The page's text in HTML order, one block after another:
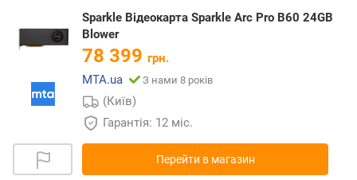
Sparkle Відеокарта Sparkle Arc Pro B60 24GB
Blower
78 399 грн.
MTA.ua
З нами 8 років
(Київ)
Гарантія: 12 міс.
Перейти в магазин